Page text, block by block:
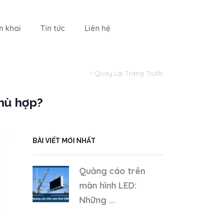
khai Tin tức Liên hệ
Quay Lại Trang Trước
hợp?
BÀI VIẾT MỚI NHẤT
Quảng cáo trên
màn hình LED:
Những ...